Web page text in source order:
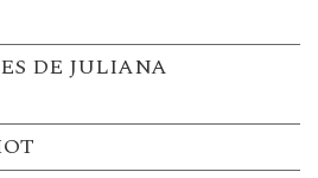
DE JULIANA